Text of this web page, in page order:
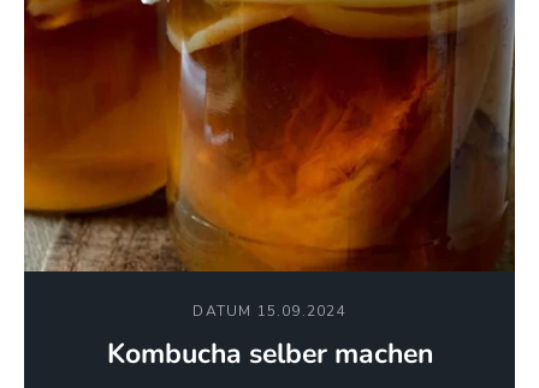
DATUM 15.09.2024
Kombucha selber machen